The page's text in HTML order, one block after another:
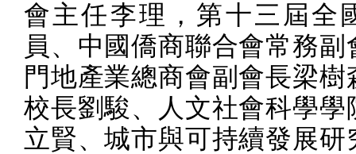
會主任李理，第十三屆全
員、中國僑商聯合會常務副
門地產業總商會副會長梁樹
校長劉駿、人文社會科學學
立賢、城市與可持續發展研